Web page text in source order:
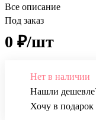
Все описание
Под заказ
0 ₽/шт
Нет в наличии
Нашли
Хочу в подарок